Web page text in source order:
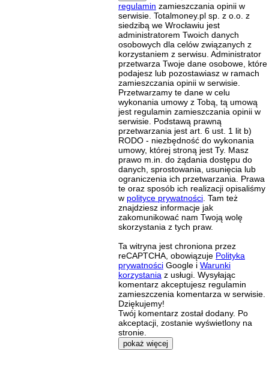
regulamin zamieszczania opinii w
serwisie. Totalmoney.pl sp. z o.o. z
siedzibą we Wrocławiu jest
administratorem Twoich danych
osobowych dla celów związanych z
korzystaniem z serwisu. Administrator
przetwarza Twoje dane osobowe, które
podajesz lub pozostawiasz w ramach
zamieszczania opinii w serwisie.
Przetwarzamy te dane w celu
wykonania umowy z Tobą, tą umową
jest regulamin zamieszczania opinii w
serwisie. Podstawą prawną
przetwarzania jest art. 6 ust. 1 lit b)
RODO - niezbędność do wykonania
umowy, której stroną jest Ty. Masz
prawo m.in. do żądania dostępu do
danych, sprostowania, usunięcia lub
ograniczenia ich przetwarzania. Prawa
te oraz sposób ich realizacji opisaliśmy
w polityce prywatności . Tam też
znajdziesz informacje jak
zakomunikować nam Twoją wolę
skorzystania z tych praw.
Ta witryna jest chroniona przez
reCAPTCHA, obowiązuje Polityka
prywatności Google i Warunki
korzystania z usługi. Wysyłając
komentarz akceptujesz regulamin
zamieszczenia komentarza w serwisie.
Dziękujemy!
Twój komentarz został dodany. Po
akceptacji, zostanie wyświetlony na
stronie.
pokaż więcej